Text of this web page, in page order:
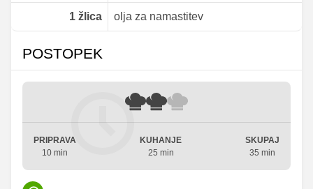
1žlica olja za namastitev
POSTOPEK
PRIPRAVA
10 min
KUHANJE
25 min
SKUPAJ
35 min